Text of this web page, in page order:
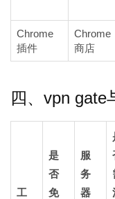
Chrome
插件
Chrome
商店
四、vpn gate
工
是
否
免
服
务
器